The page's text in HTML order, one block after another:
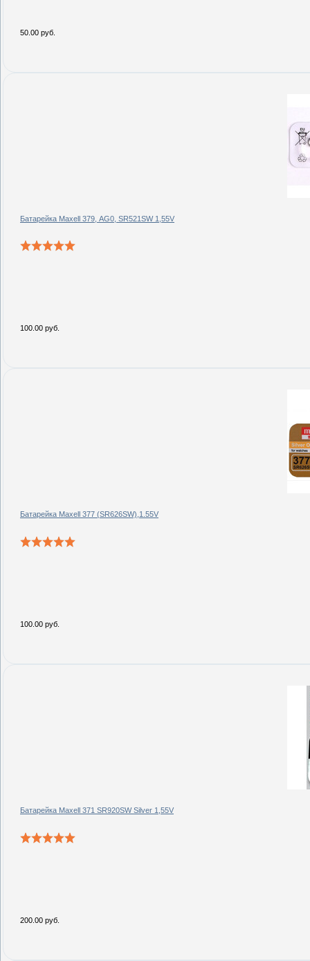
50.00 руб.
Батарейка Maxell 379, AG0, SR521SW 1,55V
100.00 руб.
Батарейка Maxell 377 (SR626SW),1.55V
100.00 руб.
Батарейка Maxell 371 SR920SW Silver 1,55V
200.00 руб.